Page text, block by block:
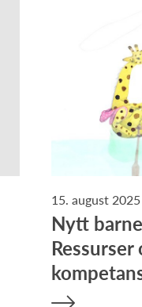
15. august 2025
Nytt
Ressurser